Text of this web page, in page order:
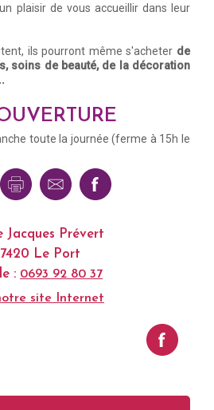
plaisir de vous accueillir dans leur
ils pourront même s'acheter de
soins de beauté, de la décoration
toute la journée (ferme à 15h le
Jacques Prévert
Le Port
: 0693 92 80 37
site Internet